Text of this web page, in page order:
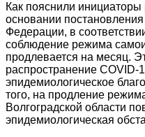
Как пояснили
основании
Федерации, в
соблюдение режима
продлевается на месяц.
распространение COVID-
эпидемиологическое
того, на продление
Волгоградской области
эпидемиологическая